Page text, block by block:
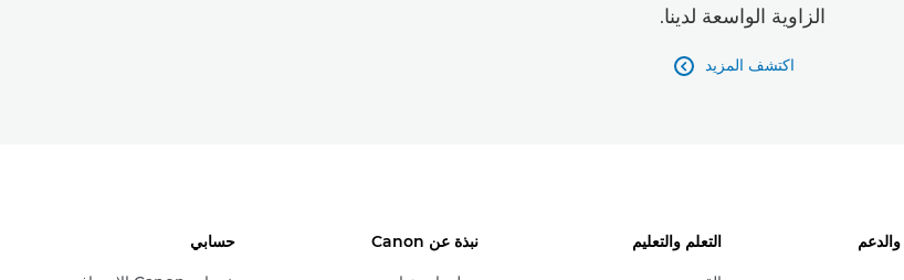
الزاوية الواسعة لدينا.
اكتشف المزيد 
التعلم والتعليم نبذة عن Canon حسابي